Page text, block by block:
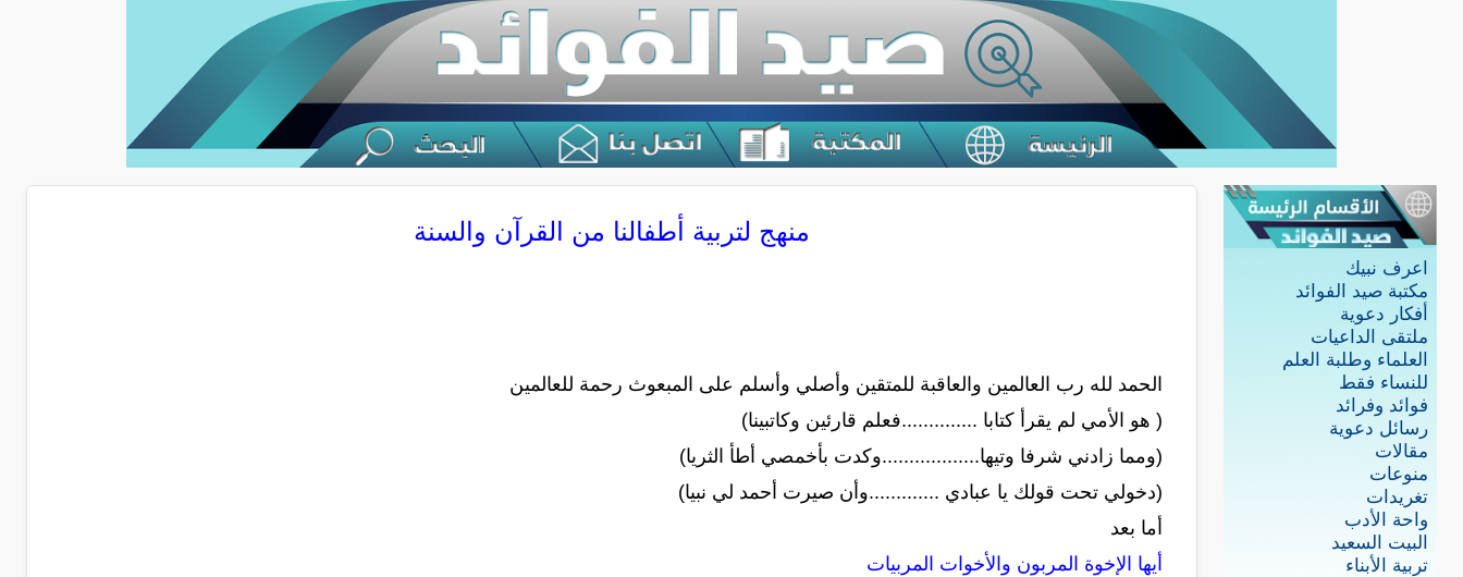
اعرف نبيك
مكتبة صيد الفوائد
أفكار دعوية
ملتقى الداعيات
العلماء وطلبة العلم
للنساء فقط
فوائد وفرائد
رسائل دعوية
مقالات
منوعات
تغريدات
واحة الأدب
البيت السعيد
تربية الأبناء
منهج لتربية أطفالنا من القرآن والسنة
الحمد لله رب العالمين والعاقبة للمتقين وأصلي وأسلم على المبعوث رحمة للعالمين
( هو الأمي لم يقرأ كتابا ..............فعلم قارئين وكاتبينا)
(ومما زادني شرفا وتيها..................وكدت بأخمصي أطأ الثريا)
(دخولي تحت قولك يا عبادي .............وأن صيرت أحمد لي نبيا)
أما بعد
أيها الإخوة المربون والأخوات المربيات